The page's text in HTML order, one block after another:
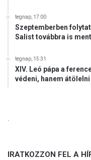
tegnap, 17:00
Szeptemberben
Salist továbbra is
tegnap, 15:31
XIV. Leó pápa a
védeni, hanem átölelni
.
IRATKOZZON FEL A